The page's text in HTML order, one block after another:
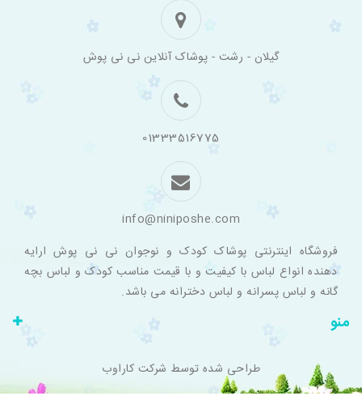
گیلان - رشت - پوشاک آنلاین نی نی پوش
01333516775
info@niniposhe.com
فروشگاه اینترنتی پوشاک کودک و نوجوان نی نی پوش ارایه
دهنده انواع لباس با کیفیت و با قیمت مناسب کودک و لباس بچه
گانه و لباس پسرانه و لباس دخترانه می باشد.
منو
طراحی شده توسط شرکت کاراوب